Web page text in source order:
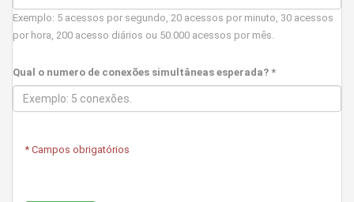
Exemplo: 5 acessos por segundo, 20 acessos por minuto, 30 acessos
por hora, 200 acesso diários ou 50.000 acessos por mês.
Qual o numero de conexões simultâneas esperada? *
* Campos obrigatórios